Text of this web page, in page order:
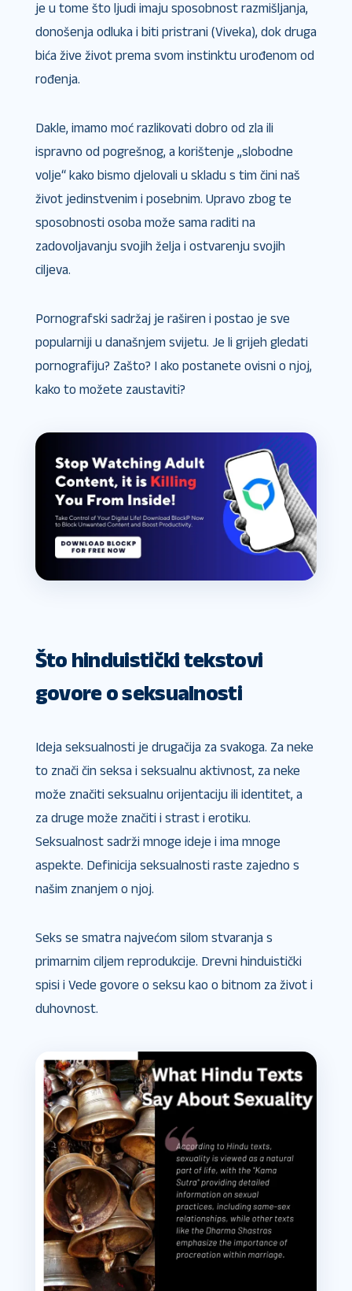
je u tome što ljudi imaju sposobnost razmišljanja,
donošenja odluka i biti pristrani (Viveka), dok druga
bića žive život prema svom instinktu urođenom od
rođenja.
Dakle, imamo moć razlikovati dobro od zla ili
ispravno od pogrešnog, a korištenje „slobodne
volje“ kako bismo djelovali u skladu s tim čini naš
život jedinstvenim i posebnim. Upravo zbog te
sposobnosti osoba može sama raditi na
zadovoljavanju svojih želja i ostvarenju svojih
ciljeva.
Pornografski sadržaj je raširen i postao je sve
popularniji u današnjem svijetu. Je li grijeh gledati
pornografiju? Zašto? I ako postanete ovisni o njoj,
kako to možete zaustaviti?
Što hinduistički tekstovi
govore o seksualnosti
Ideja seksualnosti je drugačija za svakoga. Za neke
to znači čin seksa i seksualnu aktivnost, za neke
može značiti seksualnu orijentaciju ili identitet, a
za druge može značiti i strast i erotiku.
Seksualnost sadrži mnoge ideje i ima mnoge
aspekte. Definicija seksualnosti raste zajedno s
našim znanjem o njoj.
Seks se smatra najvećom silom stvaranja s
primarnim ciljem reprodukcije. Drevni hinduistički
spisi i Vede govore o seksu kao o bitnom za život i
duhovnost.